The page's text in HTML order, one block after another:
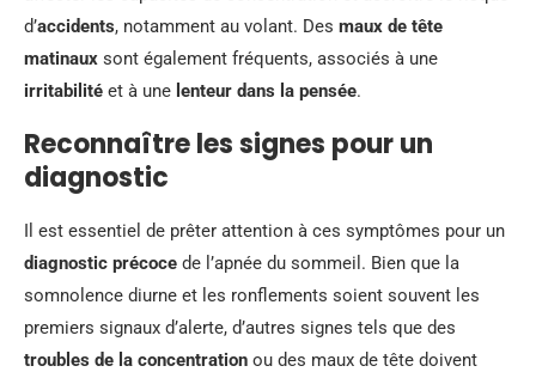
d’accidents, notamment au volant. Des maux de tête
matinaux sont également fréquents, associés à une
irritabilité et à une lenteur dans la pensée.
Reconnaître les signes pour un
diagnostic
Il est essentiel de prêter attention à ces symptômes pour un
diagnostic précoce de l’apnée du sommeil. Bien que la
somnolence diurne et les ronflements soient souvent les
premiers signaux d’alerte, d’autres signes tels que des
troubles de la concentration ou des maux de tête doivent